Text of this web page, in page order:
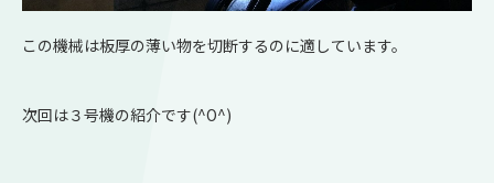
この機械は板厚の薄い物を切断するのに適しています。
次回は３号機の紹介です(^O^)